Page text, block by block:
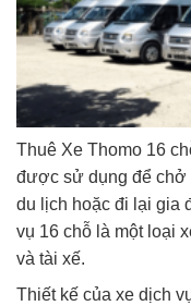
Thuê Xe Thomo 16
được sử dụng để chở
du lịch hoặc đi lại gia
vụ 16 chỗ là một loại
và tài xế.
Thiết kế của xe dịch